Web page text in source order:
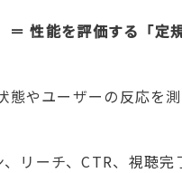
＝ 性能を評価する「定規
やユーザーの反応を
リーチ、CTR、視聴完